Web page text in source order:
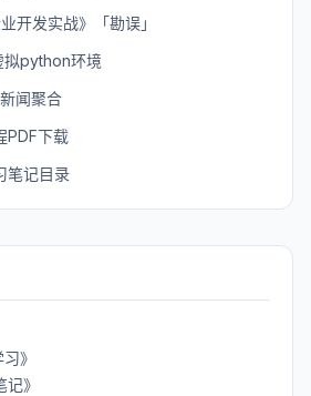
开发实战》「勘误」
python环境
闻聚合
PDF下载
笔记目录
》
》